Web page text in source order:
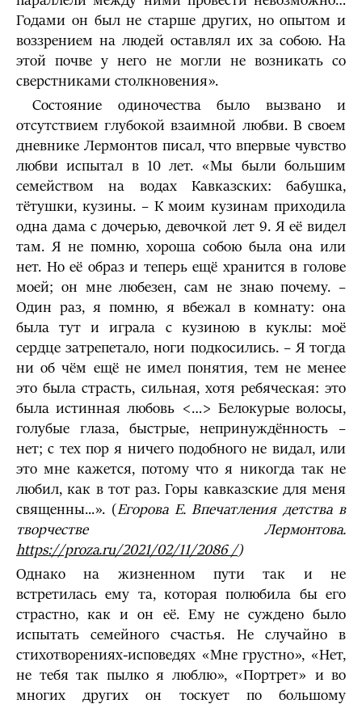
Годами он был не старше других, но опытом и
воззрением на людей оставлял их за собою. На
этой почве у него не могли не возникать со
сверстниками столкновения».
Состояние одиночества было вызвано и
отсутствием глубокой взаимной любви. В своем
дневнике Лермонтов писал, что впервые чувство
любви испытал в 10 лет. «Мы были большим
семейством на водах Кавказских: бабушка,
тётушки, кузины. – К моим кузинам приходила
одна дама с дочерью, девочкой лет 9. Я её видел
там. Я не помню, хороша собою была она или
нет. Но её образ и теперь ещё хранится в голове
моей; он мне любезен, сам не знаю почему. –
Один раз, я помню, я вбежал в комнату: она
была тут и играла с кузиною в куклы: моё
сердце затрепетало, ноги подкосились. – Я тогда
ни об чём ещё не имел понятия, тем не менее
это была страсть, сильная, хотя ребяческая: это
была истинная любовь <…> Белокурые волосы,
голубые глаза, быстрые, непринуждённость –
нет; с тех пор я ничего подобного не видал, или
это мне кажется, потому что я никогда так не
любил, как в тот раз. Горы кавказские для меня
священны...». (Егорова Е. Впечатления детства в
творчестве Лермонтова.
https://proza.ru/2021/02/11/2086 /)
Однако на жизненном пути так и не
встретилась ему та, которая полюбила бы его
страстно, как и он её. Ему не суждено было
испытать семейного счастья. Не случайно в
стихотворениях-исповедях «Мне грустно», «Нет,
не тебя так пылко я люблю», «Портрет» и во
многих других он тоскует по большому